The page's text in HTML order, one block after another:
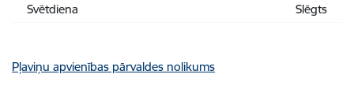
Svētdiena
Slēgts
Pļaviņu apvienības pārvaldes nolikums